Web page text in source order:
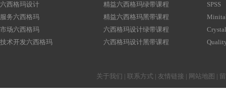
六西格玛设计
服务六西格玛
市场六西格玛
技术开发六西格玛
精益六西格玛绿带课程
精益六西格玛黑带课程
六西格玛设计绿带课程
六西格玛设计黑带课程
SPSS
关于我们 | 联系方式 | 友情链接 | 网站地图 |